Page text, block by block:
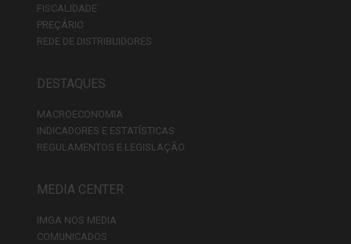
FISCALIDADE
PREÇÁRIO
REDE DE DISTRIBUIDORES
DESTAQUES
MACROECONOMIA
INDICADORES E ESTATÍSTICAS
REGULAMENTOS E LEGISLAÇÃO
MEDIA CENTER
IMGA NOS MEDIA
COMUNICADOS